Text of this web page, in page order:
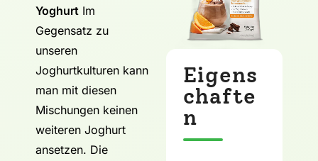
Yoghurt Im
Gegensatz zu
unseren
Joghurtkulturen kann
man mit diesen
Mischungen keinen
weiteren Joghurt
ansetzen. Die
Eigens
chafte
n